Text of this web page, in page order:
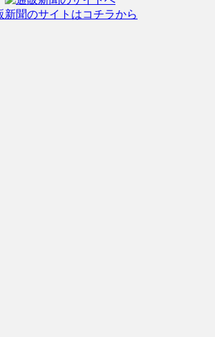
新聞のサイトはコチラから